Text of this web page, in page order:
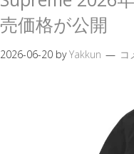
売価格が公開
2026-06-20 byYakkun コ